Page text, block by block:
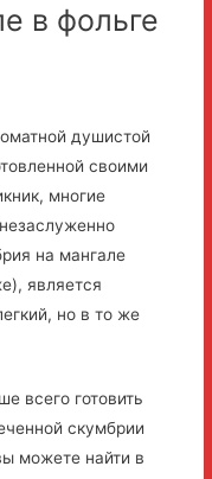
в фольге
душистой
своими
многие
на мангале
является
но в то же
всего готовить
скумбрии
можете найти в